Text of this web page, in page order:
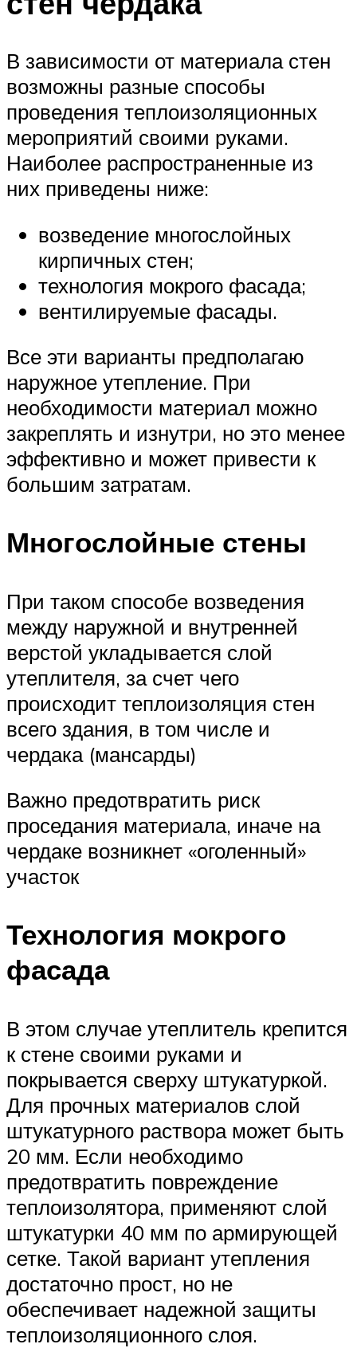
В зависимости от материала стен
возможны разные способы
проведения теплоизоляционных
мероприятий своими руками.
Наиболее распространенные из
них приведены ниже:
возведение многослойных
кирпичных стен;
технология мокрого фасада;
вентилируемые фасады.
Все эти варианты предполагаю
наружное утепление. При
необходимости материал можно
закреплять и изнутри, но это менее
эффективно и может привести к
большим затратам.
Многослойные стены
При таком способе возведения
между наружной и внутренней
верстой укладывается слой
утеплителя, за счет чего
происходит теплоизоляция стен
всего здания, в том числе и
чердака (мансарды)
Важно предотвратить риск
проседания материала, иначе на
чердаке возникнет «оголенный»
участок
Технология мокрого
фасада
В этом случае утеплитель крепится
к стене своими руками и
покрывается сверху штукатуркой.
Для прочных материалов слой
штукатурного раствора может быть
20 мм. Если необходимо
предотвратить повреждение
теплоизолятора, применяют слой
штукатурки 40 мм по армирующей
сетке. Такой вариант утепления
достаточно прост, но не
обеспечивает надежной защиты
теплоизоляционного слоя.